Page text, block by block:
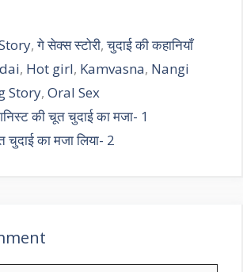
,गे सेक्स स्टोरी,चुदाई की कहानियाँ
, Hot girl, Kamvasna, Nangi
Story, Oral Sex
की चूत चुदाई का मजा- 1
चुदाई का मजा लिया- 2